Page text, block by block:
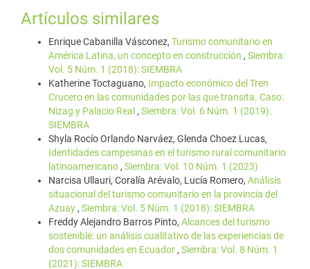
Artículos similares
Enrique Cabanilla Vásconez, Turismo comunitario en
América Latina, un concepto en construcción , Siembra:
Vol. 5 Núm. 1 (2018): SIEMBRA
Katherine Toctaguano, Impacto económico del Tren
Crucero en las comunidades por las que transita. Caso:
Nizag y Palacio Real , Siembra: Vol. 6 Núm. 1 (2019):
SIEMBRA
Shyla Rocío Orlando Narváez, Glenda Choez Lucas,
Identidades campesinas en el turismo rural comunitario
latinoamericano , Siembra: Vol. 10 Núm. 1 (2023)
Narcisa Ullauri, Coralía Arévalo, Lucía Romero, Análisis
situacional del turismo comunitario en la provincia del
Azuay , Siembra: Vol. 5 Núm. 1 (2018): SIEMBRA
Freddy Alejandro Barros Pinto, Alcances del turismo
sostenible: un análisis cualitativo de las experiencias de
dos comunidades en Ecuador , Siembra: Vol. 8 Núm. 1
(2021): SIEMBRA